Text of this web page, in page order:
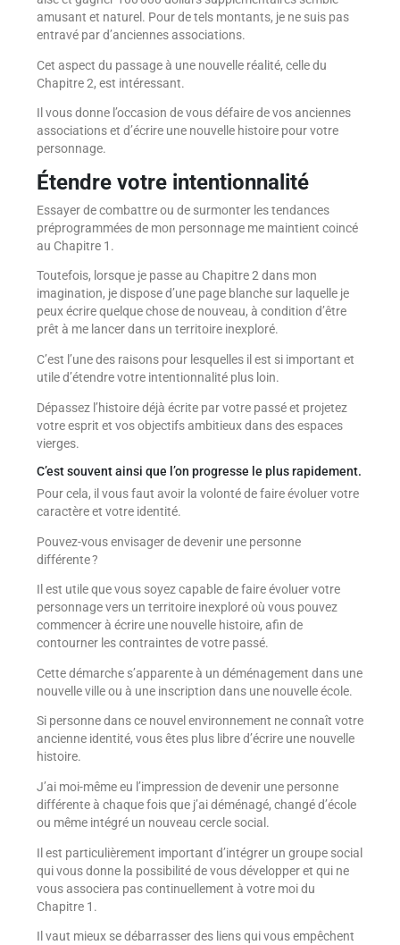
amusant et naturel. Pour de tels montants, je ne suis pas
entravé par d’anciennes associations.
Cet aspect du passage à une nouvelle réalité, celle du
Chapitre 2, est intéressant.
Il vous donne l’occasion de vous défaire de vos anciennes
associations et d’écrire une nouvelle histoire pour votre
personnage.
Étendre votre intentionnalité
Essayer de combattre ou de surmonter les tendances
préprogrammées de mon personnage me maintient coincé
au Chapitre 1.
Toutefois, lorsque je passe au Chapitre 2 dans mon
imagination, je dispose d’une page blanche sur laquelle je
peux écrire quelque chose de nouveau, à condition d’être
prêt à me lancer dans un territoire inexploré.
C’est l’une des raisons pour lesquelles il est si important et
utile d’étendre votre intentionnalité plus loin.
Dépassez l’histoire déjà écrite par votre passé et projetez
votre esprit et vos objectifs ambitieux dans des espaces
vierges.
C’est souvent ainsi que l’on progresse le plus rapidement.
Pour cela, il vous faut avoir la volonté de faire évoluer votre
caractère et votre identité.
Pouvez-vous envisager de devenir une personne
différente ?
Il est utile que vous soyez capable de faire évoluer votre
personnage vers un territoire inexploré où vous pouvez
commencer à écrire une nouvelle histoire, afin de
contourner les contraintes de votre passé.
Cette démarche s’apparente à un déménagement dans une
nouvelle ville ou à une inscription dans une nouvelle école.
Si personne dans ce nouvel environnement ne connaît votre
ancienne identité, vous êtes plus libre d’écrire une nouvelle
histoire.
J’ai moi-même eu l’impression de devenir une personne
différente à chaque fois que j’ai déménagé, changé d’école
ou même intégré un nouveau cercle social.
Il est particulièrement important d’intégrer un groupe social
qui vous donne la possibilité de vous développer et qui ne
vous associera pas continuellement à votre moi du
Chapitre 1.
Il vaut mieux se débarrasser des liens qui vous empêchent